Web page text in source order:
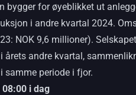
bygger for øyeblikket ut
i andre kvartal 2024.
NOK 9,6 millioner).
årets andre kvartal,
samme periode i fjor.
i dag